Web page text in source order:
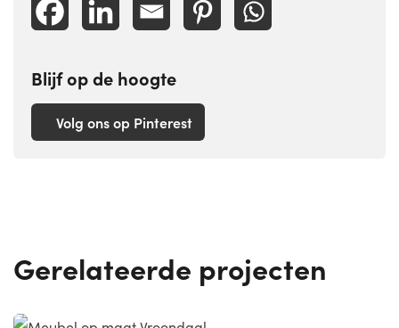
Blijf op de hoogte
Volg ons op Pinterest
Gerelateerde projecten